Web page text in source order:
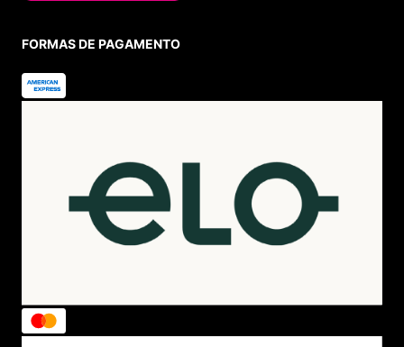
FORMAS DE PAGAMENTO